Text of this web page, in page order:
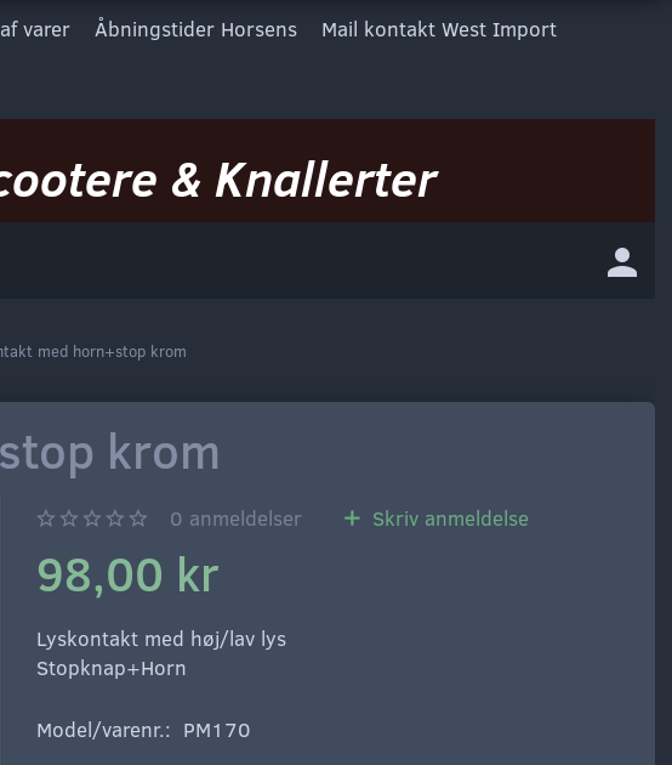
varer Åbningstider Horsens Mail kontakt West Import
& Knallerter
med horn+stop krom
krom
0 anmeldelser Skriv anmeldelse
98,00 kr
Lyskontakt med høj/lav lys
Stopknap+Horn
Model/varenr.: PM170